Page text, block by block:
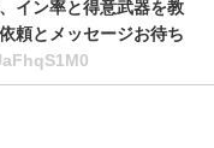
イン率と得意武器を教
頼とメッセージお待ち